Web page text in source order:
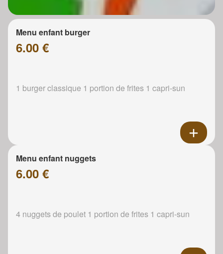
Menu enfant burger
6.00 €
1 burger classique 1 portion de frites 1 capri-sun
Menu enfant nuggets
6.00 €
4 nuggets de poulet 1 portion de frites 1 capri-sun